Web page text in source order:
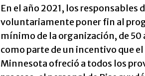
En el año 2021, los responsables
voluntariamente poner fin al
mínimo de la organización, de
como parte de un incentivo que
Minnesota ofreció a todos los